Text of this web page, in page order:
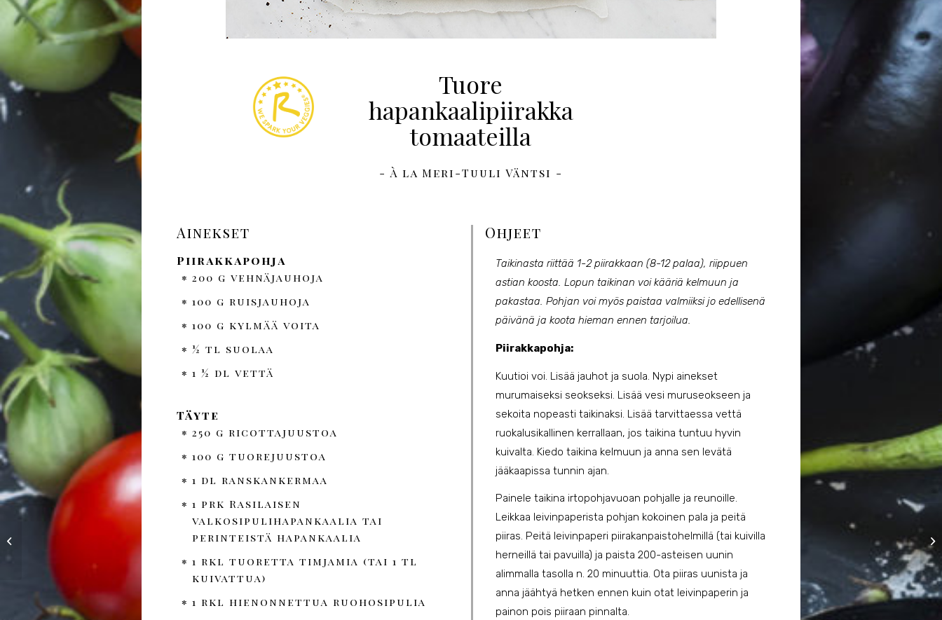
Tuore
hapankaalipiirakka
tomaateilla
- À la Meri-Tuuli Väntsi -
Ainekset
Piirakkapohja
200 g vehnäjauhoja
100 g ruisjauhoja
100 g kylmää voita
½ tl suolaa
1 ½ dl vettä
Täyte
250 g ricottajuustoa
100 g tuorejuustoa
1 dl ranskankermaa
1 prk Rasilaisen
valkosipulihapankaalia tai
perinteistä hapankaalia
1 rkl tuoretta timjamia (tai 1 tl
kuivattua)
1 rkl hienonnettua ruohosipulia
Ohjeet
Taikinasta riittää 1-2 piirakkaan (8-12 palaa), riippuen
astian koosta. Lopun taikinan voi kääriä kelmuun ja
pakastaa. Pohjan voi myös paistaa valmiiksi jo edellisenä
päivänä ja koota hieman ennen tarjoilua.
Piirakkapohja:
Kuutioi voi. Lisää jauhot ja suola. Nypi ainekset
murumaiseksi seokseksi. Lisää vesi muruseokseen ja
sekoita nopeasti taikinaksi. Lisää tarvittaessa vettä
ruokalusikallinen kerrallaan, jos taikina tuntuu hyvin
kuivalta. Kiedo taikina kelmuun ja anna sen levätä
jääkaapissa tunnin ajan.
Painele taikina irtopohjavuoan pohjalle ja reunoille.
Leikkaa leivinpaperista pohjan kokoinen pala ja peitä
piiras. Peitä leivinpaperi piirakanpaistohelmillä (tai kuivilla
herneillä tai pavuilla) ja paista 200-asteisen uunin
alimmalla tasolla n. 20 minuuttia. Ota piiras uunista ja
anna jäähtyä hetken ennen kuin otat leivinpaperin ja
painon pois piiraan pinnalta.
Herkullinen